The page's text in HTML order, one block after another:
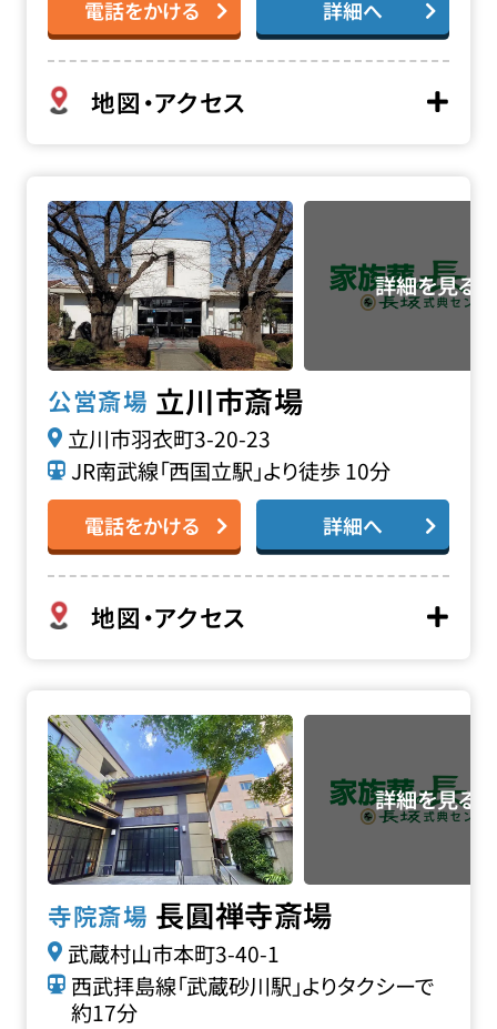
電話をかける 詳細へ
地図・アクセス
公営斎場 立川市斎場
立川市羽衣町3-20-23
JR南武線「西国立駅」より徒歩 10分
電話をかける 詳細へ
地図・アクセス
寺院斎場 長圓禅寺斎場
武蔵村山市本町3-40-1
西武拝島線「武蔵砂川駅」よりタクシーで
約17分